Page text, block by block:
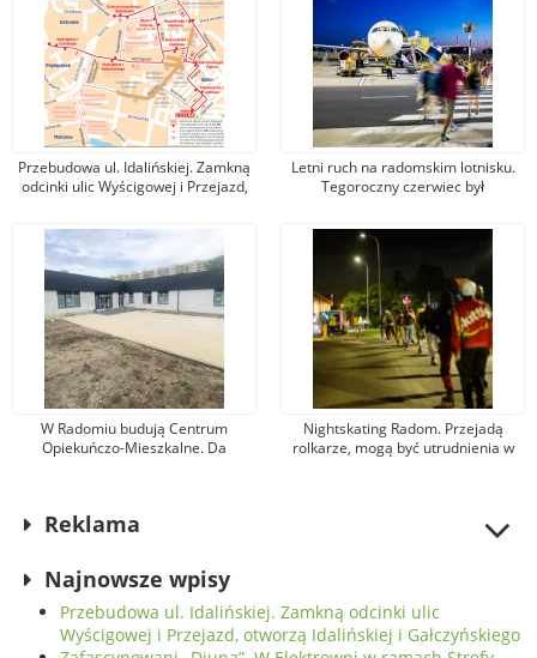
Przebudowa ul. Idalińskiej. Zamkną
odcinki ulic Wyścigowej i Przejazd,
Letni ruch na radomskim lotnisku.
Tegoroczny czerwiec był
portu
W Radomiu budują Centrum
Opiekuńczo-Mieszkalne. Da
Nightskating Radom. Przejadą
rolkarze, mogą być utrudnienia w
Reklama
Najnowsze wpisy
Przebudowa ul. Idalińskiej. Zamkną odcinki ulic
Wyścigowej i Przejazd, otworzą Idalińskiej i Gałczyńskiego